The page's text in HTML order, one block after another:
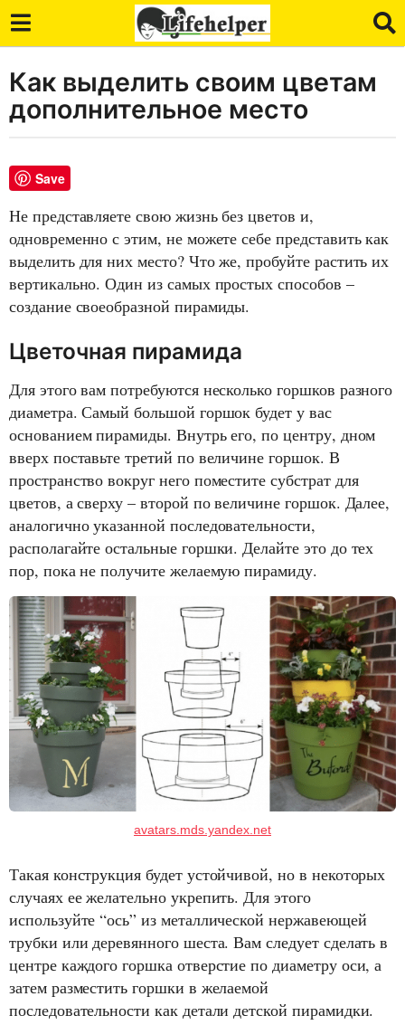
7
л
е
a
g
o
л
a
g
o
Как выделить своим цветам
дополнительное место
Save
Не представляете свою жизнь без цветов и,
одновременно с этим, не можете себе представить как
выделить для них место? Что же, пробуйте растить их
вертикально. Один из самых простых способов –
создание своеобразной пирамиды.
Цветочная пирамида
Для этого вам потребуются несколько горшков разного
диаметра. Самый большой горшок будет у вас
основанием пирамиды. Внутрь его, по центру, дном
вверх поставьте третий по величине горшок. В
пространство вокруг него поместите субстрат для
цветов, а сверху – второй по величине горшок. Далее,
аналогично указанной последовательности,
располагайте остальные горшки. Делайте это до тех
пор, пока не получите желаемую пирамиду.
avatars.mds.yandex.net
Такая конструкция будет устойчивой, но в некоторых
случаях ее желательно укрепить. Для этого
используйте “ось” из металлической нержавеющей
трубки или деревянного шеста. Вам следует сделать в
центре каждого горшка отверстие по диаметру оси, а
затем разместить горшки в желаемой
последовательности как детали детской пирамидки.